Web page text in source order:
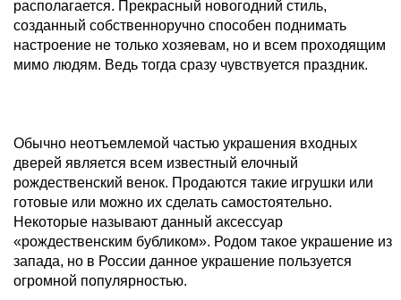
располагается. Прекрасный новогодний стиль,
созданный собственноручно способен поднимать
настроение не только хозяевам, но и всем проходящим
мимо людям. Ведь тогда сразу чувствуется праздник.
Обычно неотъемлемой частью украшения входных
дверей является всем известный елочный
рождественский венок. Продаются такие игрушки или
готовые или можно их сделать самостоятельно.
Некоторые называют данный аксессуар
«рождественским бубликом». Родом такое украшение из
запада, но в России данное украшение пользуется
огромной популярностью.